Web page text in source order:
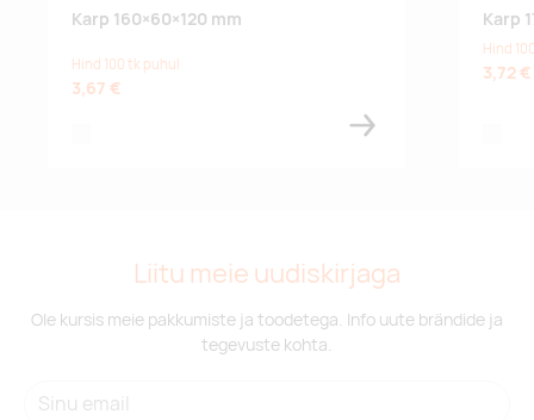
Karp 160×60×120 mm
Hind 100 tk puhul
3,67 €
Karp
Hind
3,72 €
Liitu meie uudiskirjaga
Ole kursis meie pakkumiste ja toodetega. Info uute brändide ja
tegevuste kohta.